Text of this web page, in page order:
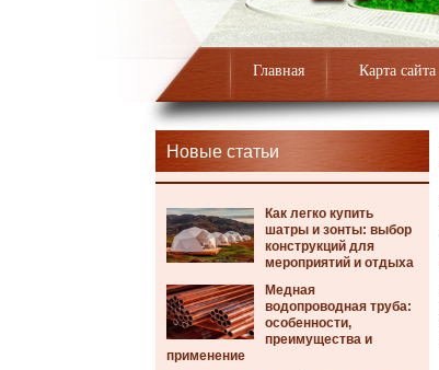
Главная Карта сайта
Новые статьи
Как легко купить
шатры и зонты: выбор
конструкций для
мероприятий и отдыха
Медная
водопроводная труба:
особенности,
преимущества и
применение